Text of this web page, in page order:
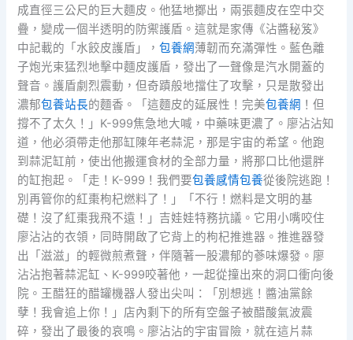
成直徑三公尺的巨大麵皮。他猛地擲出，兩張麵皮在空中交
疊，變成一個半透明的防禦護盾。這就是家傳《沾醬秘笈》
中記載的「水餃皮護盾」，包養網薄韌而充滿彈性。藍色離
子炮光束猛烈地擊中麵皮護盾，發出了一聲像是汽水開蓋的
聲音。護盾劇烈震動，但奇蹟般地擋住了攻擊，只是散發出
濃郁包養站長的麵香。「這麵皮的延展性！完美包養網 ！但
撐不了太久！」K-999焦急地大喊，中藥味更濃了。廖沾沾知
道，他必須帶走他那缸陳年老蒜泥，那是宇宙的希望。他跑
到蒜泥缸前，使出他搬運食材的全部力量，將那口比他還胖
的缸抱起。「走！K-999！我們要包養感情包養從後院逃跑！
別再管你的紅棗枸杞燃料了！」「不行！燃料是文明的基
礎！沒了紅棗我飛不遠！」吉娃娃特務抗議。它用小嘴咬住
廖沾沾的衣領，同時開啟了它背上的枸杞推進器。推進器發
出「滋滋」的輕微煎煮聲，伴隨著一股濃郁的蔘味爆發。廖
沾沾抱著蒜泥缸、K-999咬著他，一起從撞出來的洞口衝向後
院。王醋狂的醋罐機器人發出尖叫：「別想逃！醬油黨餘
孽！我會追上你！」店內剩下的所有空盤子被醋酸氣波震
碎，發出了最後的哀鳴。廖沾沾的宇宙冒險，就在這片蒜